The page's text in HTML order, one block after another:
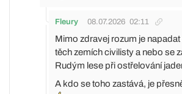
Fleury 08.07.2026 02:11
Mimo zdravej rozum je
těch zemích civilisty a nebo se
Rudým lese při ostřelování
A kdo se toho zastává, je